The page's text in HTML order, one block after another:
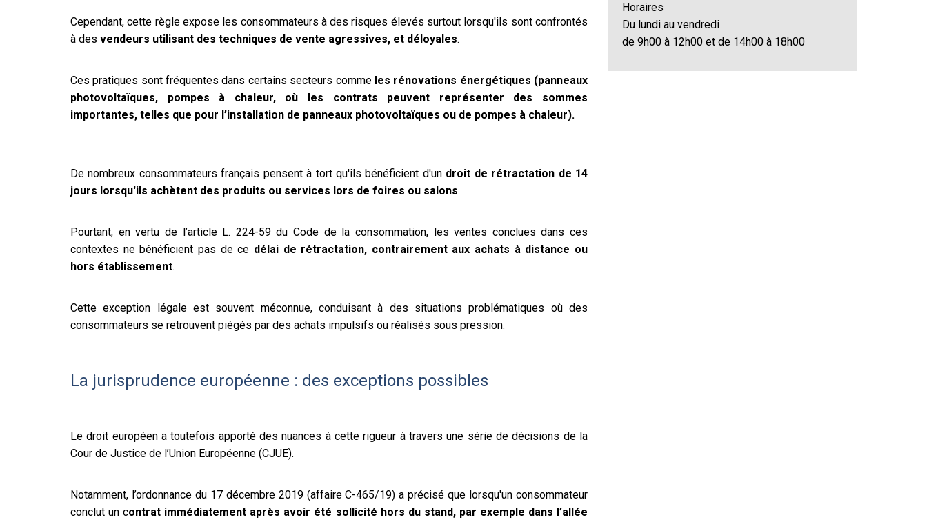
Cependant, cette règle expose les consommateurs à des risques élevés surtout lorsqu'ils sont confrontés
à des vendeurs utilisant des techniques de vente agressives, et déloyales.
Ces pratiques sont fréquentes dans certains secteurs comme les rénovations énergétiques (panneaux
photovoltaïques, pompes à chaleur, où les contrats peuvent représenter des sommes
importantes, telles que pour l’installation de panneaux photovoltaïques ou de pompes à chaleur).
De nombreux consommateurs français pensent à tort qu'ils bénéficient d'un droit de rétractation de 14
jours lorsqu'ils achètent des produits ou services lors de foires ou salons.
Pourtant, en vertu de l’article L. 224-59 du Code de la consommation, les ventes conclues dans ces
contextes ne bénéficient pas de ce délai de rétractation, contrairement aux achats à distance ou
hors établissement.
Cette exception légale est souvent méconnue, conduisant à des situations problématiques où des
consommateurs se retrouvent piégés par des achats impulsifs ou réalisés sous pression.
La jurisprudence européenne : des exceptions possibles
Le droit européen a toutefois apporté des nuances à cette rigueur à travers une série de décisions de la
Cour de Justice de l’Union Européenne (CJUE).
Notamment, l’ordonnance du 17 décembre 2019 (affaire C-465/19) a précisé que lorsqu'un consommateur
conclut un contrat immédiatement après avoir été sollicité hors du stand, par exemple dans l’allée
Horaires
Du lundi au vendredi
de 9h00 à 12h00 et de 14h00 à 18h00